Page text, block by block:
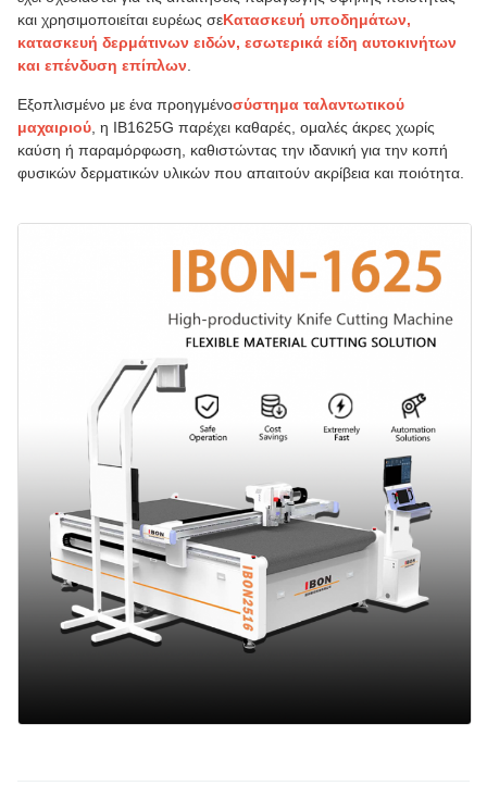
και χρησιμοποιείται ευρέως σεΚατασκευή υποδημάτων,
κατασκευή δερμάτινων ειδών, εσωτερικά είδη αυτοκινήτων
και επένδυση επίπλων
Εξοπλισμένο με ένα προηγμένοσύστημα ταλαντωτικού
μαχαιριού , η IB1625G παρέχει καθαρές, ομαλές άκρες χωρίς
καύση ή παραμόρφωση, καθιστώντας την ιδανική για την κοπή
φυσικών δερματικών υλικών που απαιτούν ακρίβεια και ποιότητα.